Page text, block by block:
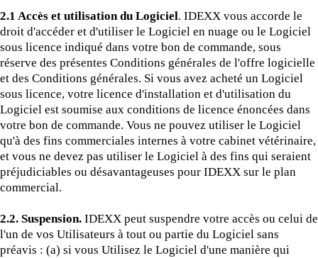
2.1 Accès et utilisation du Logiciel. IDEXX vous accorde le
droit d'accéder et d'utiliser le Logiciel en nuage ou le Logiciel
sous licence indiqué dans votre bon de commande, sous
réserve des présentes Conditions générales de l'offre logicielle
et des Conditions générales. Si vous avez acheté un Logiciel
sous licence, votre licence d'installation et d'utilisation du
Logiciel est soumise aux conditions de licence énoncées dans
votre bon de commande. Vous ne pouvez utiliser le Logiciel
qu'à des fins commerciales internes à votre cabinet vétérinaire,
et vous ne devez pas utiliser le Logiciel à des fins qui seraient
préjudiciables ou désavantageuses pour IDEXX sur le plan
commercial.
2.2. Suspension. IDEXX peut suspendre votre accès ou celui de
l'un de vos Utilisateurs à tout ou partie du Logiciel sans
préavis : (a) si vous Utilisez le Logiciel d'une manière qui